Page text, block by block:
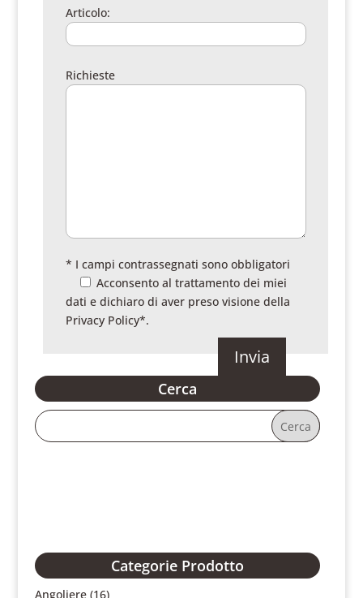
Articolo:
Richieste
* I campi contrassegnati sono obbligatori
Acconsento al trattamento dei miei
dati e dichiaro di aver preso visione della
Privacy Policy*.
Cerca
Categorie Prodotto
Angoliere (16)